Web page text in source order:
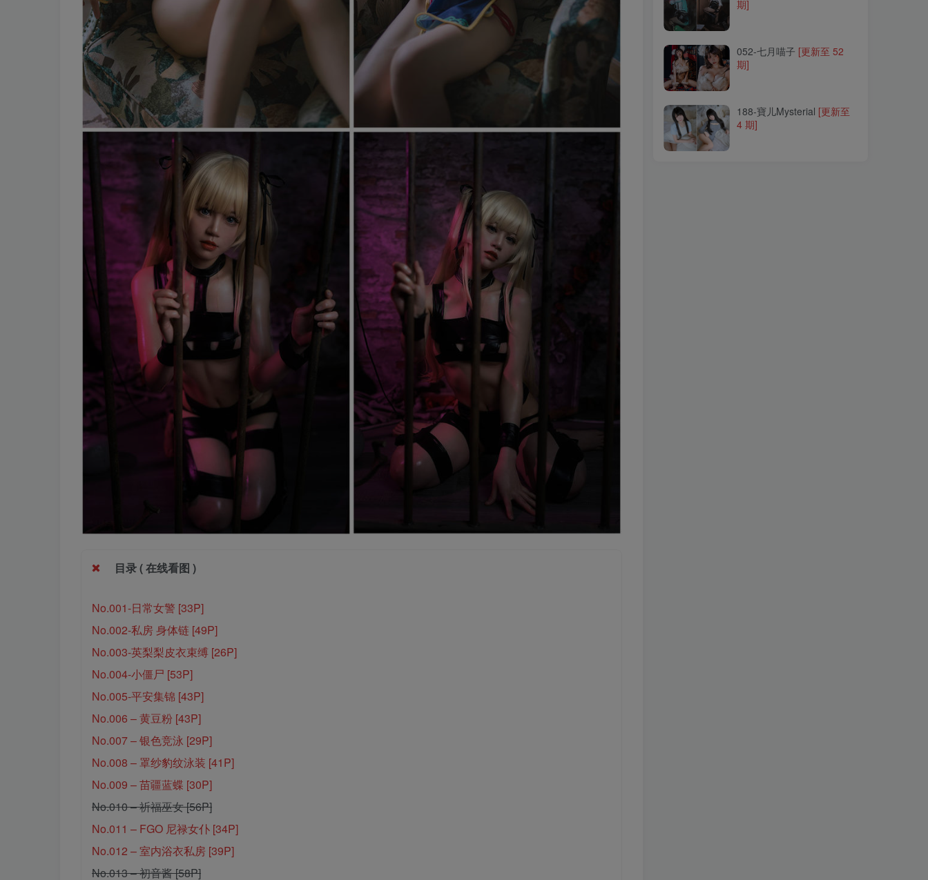
目录 ( 在线看图 )
No.001-日常女警 [33P]
No.002-私房 身体链 [49P]
No.003-英梨梨皮衣束缚 [26P]
No.004-小僵尸 [53P]
No.005-平安集锦 [43P]
No.006 – 黄豆粉 [43P]
No.007 – 银色竞泳 [29P]
No.008 – 罩纱豹纹泳装 [41P]
No.009 – 苗疆蓝蝶 [30P]
No.010 – 祈福巫女 [56P]
No.011 – FGO 尼禄女仆 [34P]
No.012 – 室内浴衣私房 [39P]
No.013 – 初音酱 [58P]
052-七月喵子
188-寶儿Mysterial
期]
052-七月喵子 [更新至 52
期]
188-寶儿Mysterial [更新至
4 期]